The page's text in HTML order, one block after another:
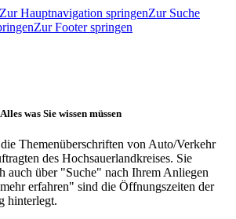
Zur Hauptnavigation springenZur Suche
Zur Footer springen
Alles was Sie wissen müssen
Themenüberschriften von Auto/Verkehr
des Hochsauerlandkreises. Sie
auch über "Suche" nach Ihrem Anliegen
erfahren" sind die Öffnungszeiten der
hinterlegt.